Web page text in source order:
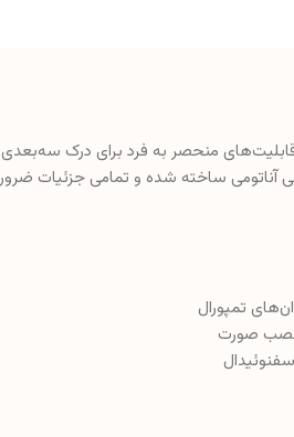
قابلیت‌های منحصر به فرد برای درک
آناتومی ساخته شده و تمامی جزئیات
تمپورال
عصب صورت